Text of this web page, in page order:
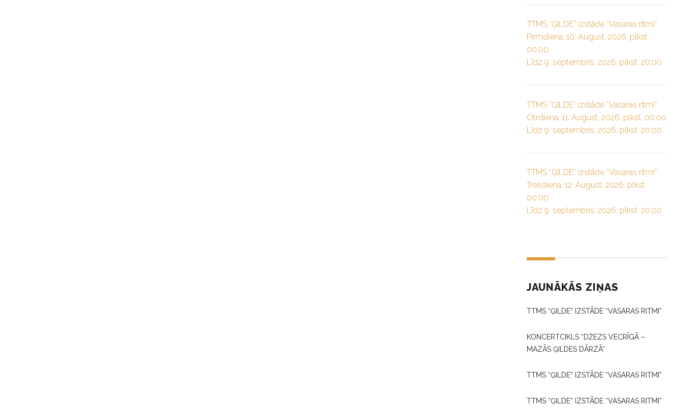
TTMS “ĢILDE” izstāde “Vasaras ritmi”
Pirmdiena, 10. August, 2026. plkst.
00:00
Līdz 9. septembris, 2026. plkst. 20:00
TTMS “ĢILDE” izstāde “Vasaras ritmi”
Otrdiena, 11. August, 2026. plkst. 00:00
Līdz 9. septembris, 2026. plkst. 20:00
TTMS “ĢILDE” izstāde “Vasaras ritmi”
Trešdiena, 12. August, 2026. plkst.
00:00
Līdz 9. septembris, 2026. plkst. 20:00
JAUNĀKĀS ZIŅAS
TTMS “ĢILDE” IZSTĀDE “VASARAS RITMI”
KONCERTCIKLS “DŽEZS VECRĪGĀ –
MAZĀS ĢILDES DĀRZĀ”
TTMS “ĢILDE” IZSTĀDE “VASARAS RITMI”
TTMS “ĢILDE” IZSTĀDE “VASARAS RITMI”